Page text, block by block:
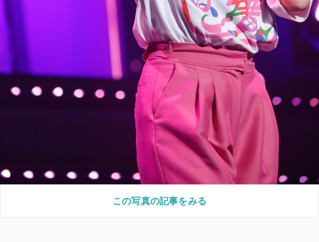
この写真の記事をみる